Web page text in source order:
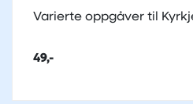
Varierte oppgåver til
49,-